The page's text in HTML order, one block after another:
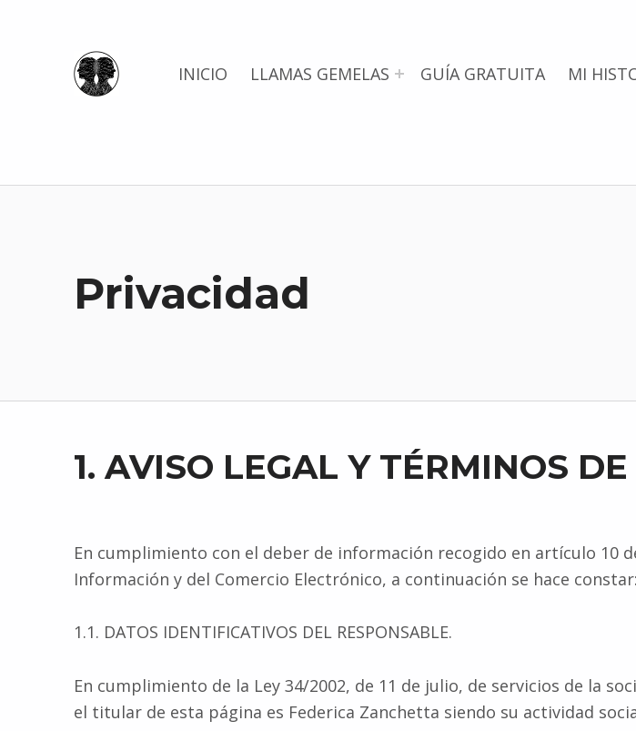
Llamas Gemelas INICIO LLAMAS GEMELAS GUÍA GRATUITA MI
Privacidad
1. AVISO LEGAL Y TÉRMINOS
En cumplimiento con el deber de información recogido en artículo 10
Información y del Comercio Electrónico, a continuación se hace constar:
1.1. DATOS IDENTIFICATIVOS DEL RESPONSABLE.
En cumplimiento de la Ley 34/2002, de 11 de julio, de servicios de la
el titular de esta página es Federica Zanchetta siendo su actividad